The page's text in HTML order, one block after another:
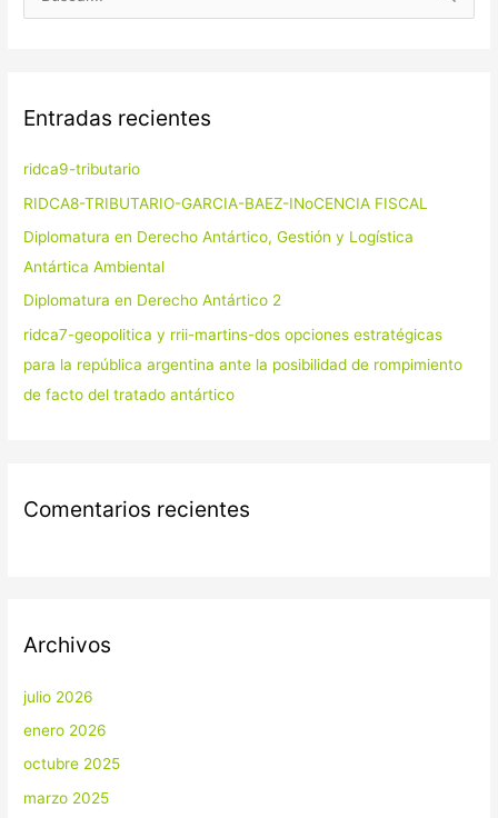
a
p
o
r
:
Entradas recientes
ridca9-tributario
RIDCA8-TRIBUTARIO-GARCIA-BAEZ-INoCENCIA FISCAL
Diplomatura en Derecho Antártico, Gestión y Logística
Antártica Ambiental
Diplomatura en Derecho Antártico 2
ridca7-geopolitica y rrii-martins-dos opciones estratégicas
para la república argentina ante la posibilidad de rompimiento
de facto del tratado antártico
Comentarios recientes
Archivos
julio 2026
enero 2026
octubre 2025
marzo 2025